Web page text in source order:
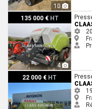
10
135 000 € HT
4
Claas QUADRANT 5300 RF
22 000 € HT
Claas PRESSE QUADRANT